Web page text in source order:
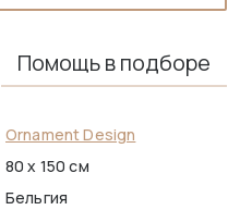
Помощь в подборе
Ornament Design
80 x 150 см
Бельгия